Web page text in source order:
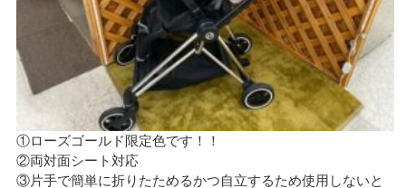
①ローズゴールド限定色です！！
②両対面シート対応
③片手で簡単に折りたためるかつ自立するため使用しないと